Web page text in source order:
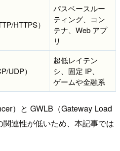
HTTPS）
パスベースルー
ティング、コン
テナ、Web アプ
リ
UDP）
超低レイテン
シ、固定 IP、
ゲームや金融系
）と GWLB（Gateway Load
連性が低いため、本記事では